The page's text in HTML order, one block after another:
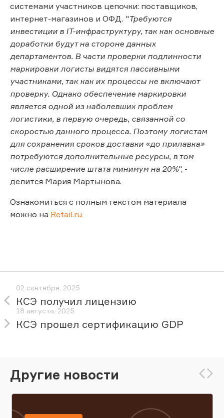
системами участников цепочки: поставщиков,
интернет-магазинов и ОФД. "Требуются
инвестиции в IT-инфраструктуру, так как основные
доработки будут на стороне данных
департаментов. В части проверки подлинности
маркировки логисты видятся пассивными
участниками, так как их процессы не включают
проверку. Однако обеспечение маркировки
является одной из наболевших проблем
логистики, в первую очередь, связанной со
скоростью данного процесса. Поэтому логистам
для сохранения сроков доставки «до прилавка»
потребуются дополнительные ресурсы, в том
числе расширение штата минимум на 20%", -
делится Мария Мартынова.
Ознакомиться с полным текстом материала
можно на Retail.ru
02 сентября, 2025
КСЭ получил лицензию
18 августа, 2025
КСЭ прошел сертификацию GDP
Другие новости